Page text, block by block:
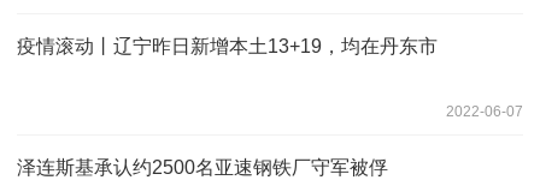
疫情滚动丨辽宁昨日新增本土13+19，均在丹东市
2022-06-07
泽连斯基承认约2500名亚速钢铁厂守军被俘